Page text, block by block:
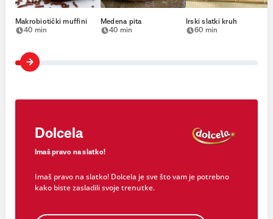
Makrobiotički muffini
40 min
Medena pita
40 min
Irski slatki kruh
60 min
Dolcela
Imaš pravo na slatko!
Imaš pravo na slatko! Dolcela je sve što vam je potrebno
kako biste zasladili svoje trenutke.